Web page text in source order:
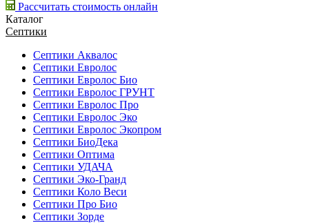
Рассчитать стоимость онлайн
Каталог
Септики
Септики Аквалос
Септики Евролос
Септики Евролос Био
Септики Евролос ГРУНТ
Септики Евролос Про
Септики Евролос Эко
Септики Евролос Экопром
Септики БиоДека
Септики Оптима
Септики УДАЧА
Септики Эко-Гранд
Септики Коло Веси
Септики Про Био
Септики Зорде